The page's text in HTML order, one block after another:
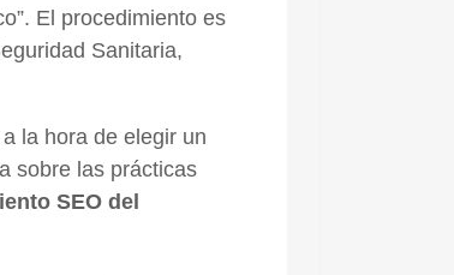
El procedimiento es
Sanitaria,
la hora de elegir un
sobre las prácticas
SEO del